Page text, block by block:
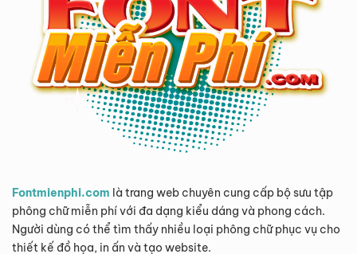
Fontmienphi.com là trang web chuyên cung cấp bộ sưu tập
phông chữ miễn phí với đa dạng kiểu dáng và phong cách.
Người dùng có thể tìm thấy nhiều loại phông chữ phục vụ cho
thiết kế đồ họa, in ấn và tạo website.